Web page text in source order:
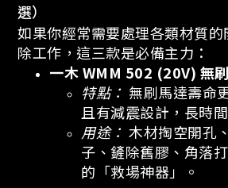
選）
如果你經常需要處理各類材質
除工作，這三款是必備主力：
一木 WMM 502 (20V) 無
特點： 無刷馬達壽命
且有減震設計，長時
用途： 木材掏空開孔
子、鏟除舊膠、角落
的「救場神器」。